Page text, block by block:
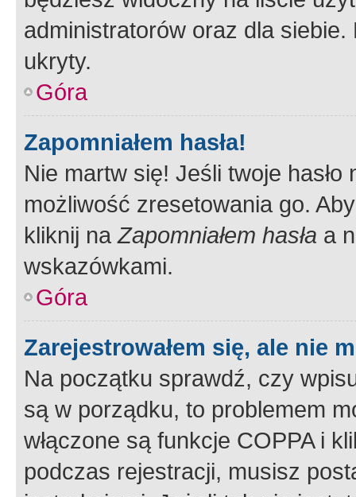
administratorów oraz dla
ukryty.
Góra
Zapomniałem hasła!
Nie martw się! Jeśli twoje
możliwość zresetowania go.
kliknij naZapomniałem hasła a
wskazówkami.
Góra
Zarejestrowałem się, ale nie
Na początku sprawdź, czy
są w porządku, to problemem
włączone są funkcje COPPA i
podczas rejestracji, musisz